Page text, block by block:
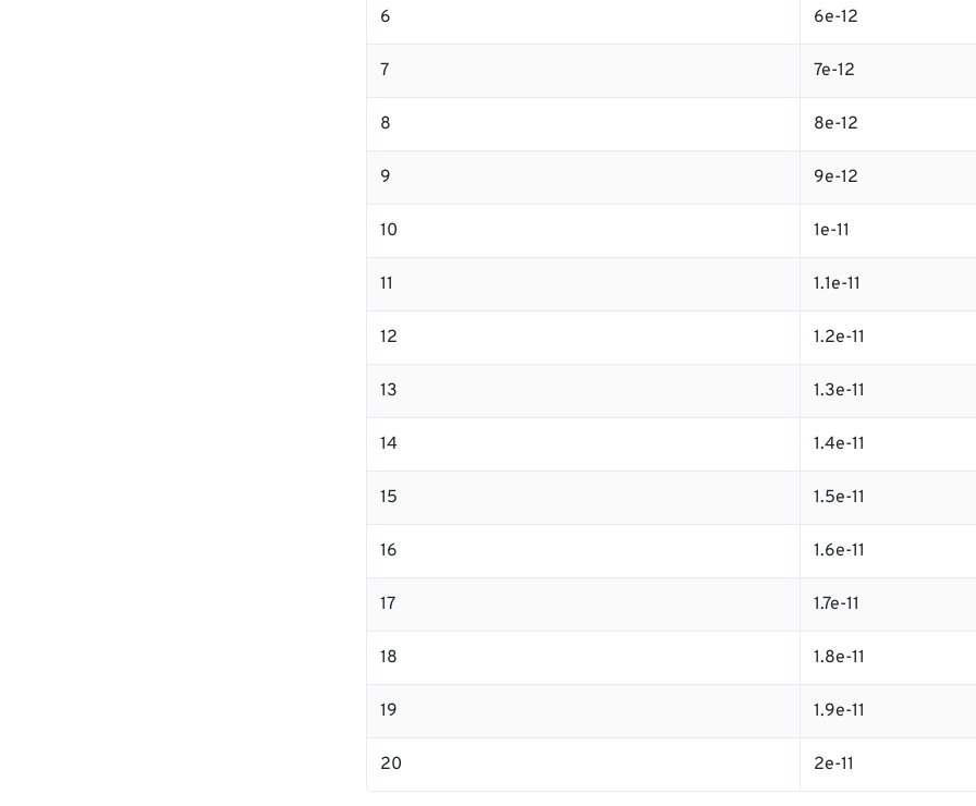
6 6e-12
7 7e-12
8 8e-12
9 9e-12
10 1e-11
11 1.1e-11
12 1.2e-11
13 1.3e-11
14 1.4e-11
15 1.5e-11
16 1.6e-11
17 1.7e-11
18 1.8e-11
19 1.9e-11
20 2e-11